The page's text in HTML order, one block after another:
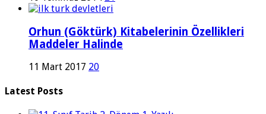
Orhun (Göktürk) Kitabelerinin Özellikleri
Maddeler Halinde
11 Mart 2017 20
Latest Posts